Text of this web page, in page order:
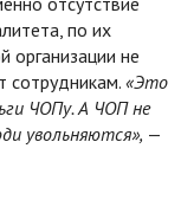
по их
организации не
сотрудникам. «Это
ЧОПу. А ЧОП не
увольняются», —